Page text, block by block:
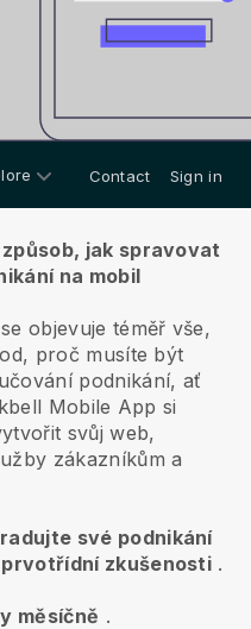
Contact Sign in
jak spravovat
na mobil
objevuje téměř vše,
proč musíte být
podnikání, ať
Mobile App si
svůj web,
zákazníkům a
své podnikání
zkušenosti .
měsíčně .